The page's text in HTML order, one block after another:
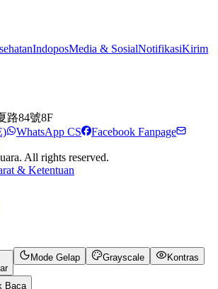
IndoposMedia & SosialNotifikasiKirim
路84號8F
WhatsApp CS
Facebook Fanpage
All rights reserved.
& Ketentuan
Mode Gelap Grayscale Kontras
Baca